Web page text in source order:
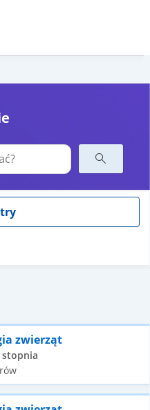
zwierząt
stopnia